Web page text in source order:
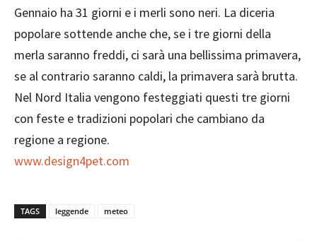
Gennaio ha 31 giorni e i merli sono neri. La diceria
popolare sottende anche che, se i tre giorni della
merla saranno freddi, ci sarà una bellissima primavera,
se al contrario saranno caldi, la primavera sarà brutta.
Nel Nord Italia vengono festeggiati questi tre giorni
con feste e tradizioni popolari che cambiano da
regione a regione.
www.design4pet.com
TAGS leggende meteo